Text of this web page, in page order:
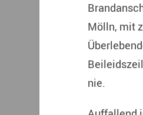
Mölln, mit
nie.